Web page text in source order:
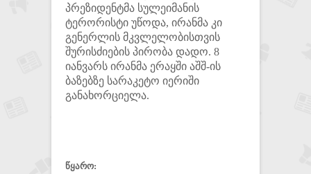
პრეზიდენტმა სულეიმანის
ტერორისტი უწოდა, ირანმა კი
გენერლის მკვლელობისთვის
შურისძიების პირობა დადო. 8
იანვარს ირანმა ერაყში აშშ-ის
ბაზებზე სარაკეტო იერიში
განახორციელა.
წყარო: